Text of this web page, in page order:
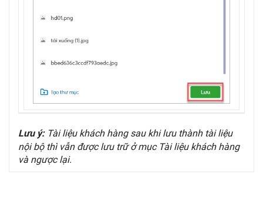
Lưu ý:Tài liệu khách hàng sau khi lưu thành tài liệu
nội bộ thì vẫn được lưu trữ ở mục Tài liệu khách hàng
và ngược lại.